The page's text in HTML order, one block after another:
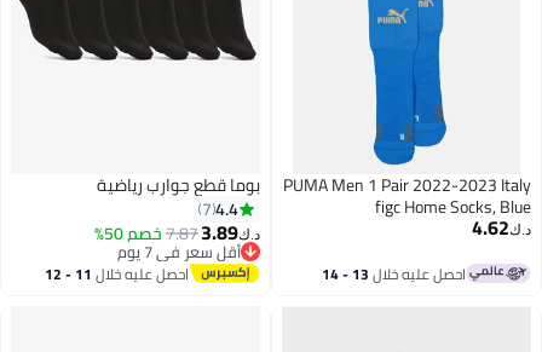
PUMA Men 1 Pair 2022-2023 Italy
figc Home Socks, Blue
د.ك‏4.62
احصل عليه خلال 13 - 14
2
بوما قطع جوارب رياضية
4.4
7
د.ك‏3.89
7.87خصم 50%أقل سعر في 7 يوم
بتخلّص بسرعة
أقل سعر في 7 يوماحصل عليه خلال 11 - 12